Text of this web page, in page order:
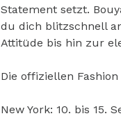
Statement setzt.
du dich blitzschnell
Attitüde bis hin zur
Die offiziellen
New York: 10. bis 15.